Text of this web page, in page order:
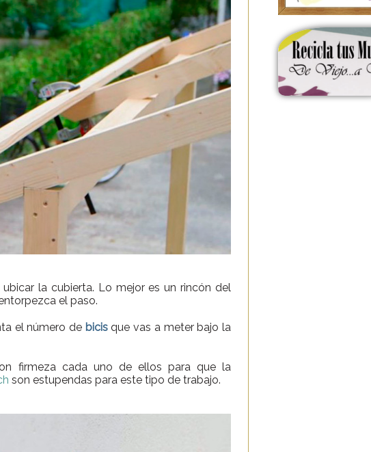
la cubierta. Lo mejor es un rincón del
el paso.
el número de bicisque vas a meter bajo la
firmeza cada uno de ellos para que la
son estupendas para este tipo de trabajo.